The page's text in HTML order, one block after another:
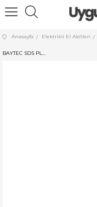
Anasayfa Elektrikli El Aletleri
BAYTEC SDS PLUS HİLTİ UCU 13*210 MU0300